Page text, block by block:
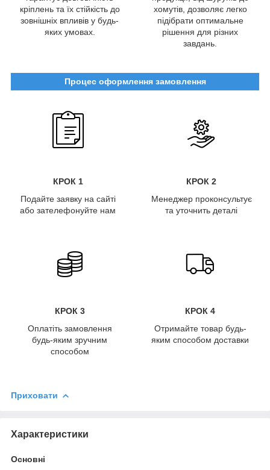
кріплень та їх стійкість до
зовнішніх впливів у будь-
яких умовах.
хомутів, дозволяє легко
підібрати оптимальне
рішення для різних
завдань.
Процес оформлення замовлення
КРОК 1
КРОК 2
Подайте заявку на сайті
або зателефонуйте нам
Менеджер проконсультує
та уточнить деталі
КРОК 3
КРОК 4
Оплатіть замовлення
будь-яким зручним
способом
Отримайте товар будь-
яким способом доставки
Приховати
Характеристики
Основні